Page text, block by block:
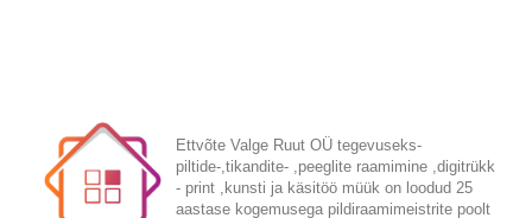
Ettvõte Valge Ruut OÜ tegevuseks-
piltide-,tikandite- ,peeglite raamimine ,digitrükk
- print ,kunsti ja käsitöö müük on loodud 25
aastase kogemusega pildiraamimeistrite poolt